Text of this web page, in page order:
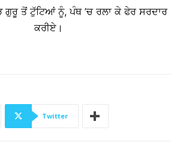
ਗੁਰੂ ਤੋਂ ਟੁੱਟਿਆਂ ਨੂੰ, ਪੰਥ ’ਚ ਰਲਾ ਕੇ ਫੇਰ ਸਰਦਾਰ
ਕਰੀਏ।
Twitter